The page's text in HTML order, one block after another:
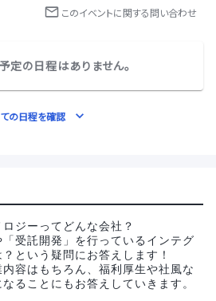
このイベントに関する問い合わせ
定の日程はありません。
の日程を確認
ジーってどんな会社？
受託開発」を行っているインテグ
という疑問にお答えします！
容はもちろん、福利厚生や社風な
ることにもお答えしていきます。